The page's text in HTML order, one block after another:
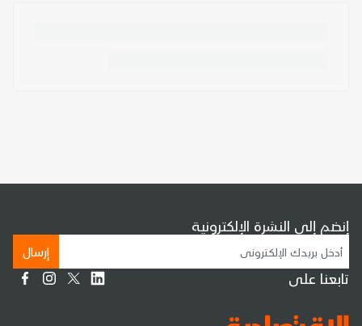
إنضم إلى النشرة الإلكترونية
إرسال
تابعنا على